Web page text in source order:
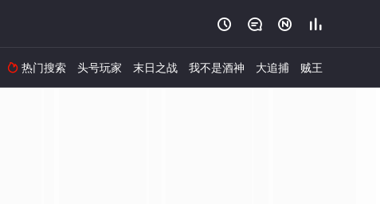
   
 热门搜索 头号玩家 末日之战 我不是酒神 大追捕 贼王